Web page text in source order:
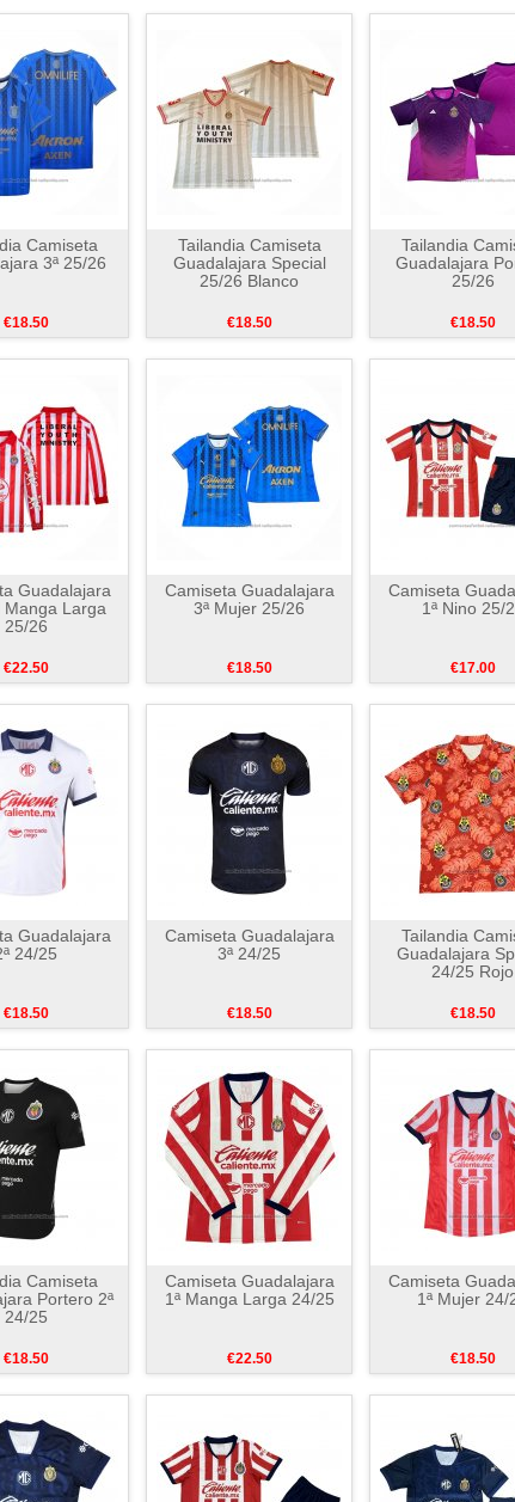
Camiseta
3ª 25/26
€18.50
Tailandia Camiseta
Guadalajara Special
25/26 Blanco
€18.50
Tailandia
Guadalajara
25/26
€18.50
Guadalajara
Manga Larga
25/26
€22.50
Camiseta Guadalajara
3ª Mujer 25/26
€18.50
Camiseta
1ª Nino 25/
€17.00
Guadalajara
24/25
€18.50
Camiseta Guadalajara
3ª 24/25
€18.50
Tailandia
Guadalajara
24/25 Rojo
€18.50
Camiseta
Portero 2ª
24/25
€18.50
Camiseta Guadalajara
1ª Manga Larga 24/25
€22.50
Camiseta
1ª Mujer 24/
€18.50